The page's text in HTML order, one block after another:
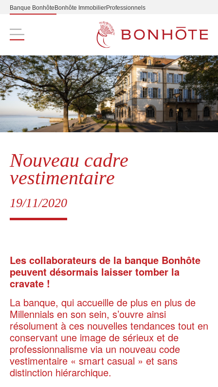
Banque Bonhôte Bonhôte ImmobilierProfessionnels
Navigation principale
Nouveau cadre
vestimentaire
19/11/2020
Les collaborateurs de la banque Bonhôte
peuvent désormais laisser tomber la
cravate !
La banque, qui accueille de plus en plus de
Millennials en son sein, s’ouvre ainsi
résolument à ces nouvelles tendances tout en
conservant une image de sérieux et de
professionnalisme via un nouveau code
vestimentaire « smart casual » et sans
distinction hiérarchique.